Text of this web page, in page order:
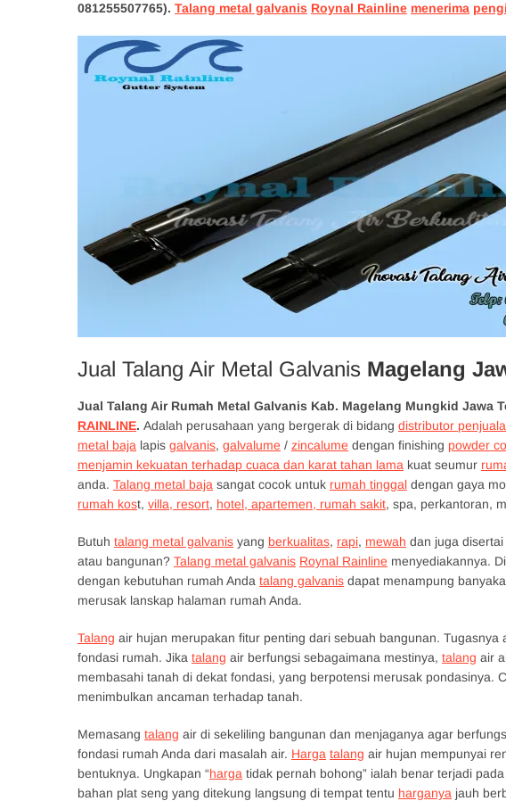
081255507765). Talang metal galvanis Roynal Rainline menerima
Jual Talang Air Metal Galvanis Magelang
Jual Talang Air Rumah Metal Galvanis Kab. Magelang Mungkid Jawa
RAINLINE. Adalah perusahaan yang bergerak di bidang distributor
metal baja lapis galvanis, galvalume / zincalume dengan finishing powder
menjamin kekuatan terhadap cuaca dan karat tahan lama kuat seumur
anda. Talang metal baja sangat cocok untuk rumah tinggal dengan gaya
rumah kost, villa, resort, hotel, apartemen, rumah sakit, spa, perkantoran,
Butuh talang metal galvanis yang berkualitas, rapi, mewah dan juga
atau bangunan? Talang metal galvanis Roynal Rainline menyediakannya.
dengan kebutuhan rumah Anda talang galvanis dapat menampung
merusak lanskap halaman rumah Anda.
Talang air hujan merupakan fitur penting dari sebuah bangunan.
fondasi rumah. Jika talang air berfungsi sebagaimana mestinya, talang air
membasahi tanah di dekat fondasi, yang berpotensi merusak pondasinya.
menimbulkan ancaman terhadap tanah.
Memasang talang air di sekeliling bangunan dan menjaganya agar
fondasi rumah Anda dari masalah air. Harga talang air hujan mempunyai
bentuknya. Ungkapan “harga tidak pernah bohong” ialah benar terjadi
bahan plat seng yang ditekung langsung di tempat tentu harganya jauh